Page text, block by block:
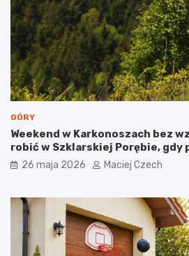
GÓRY
Weekend w Karkonoszach bez
robić w Szklarskiej Porębie, gdy
26 maja 2026 Maciej Czech